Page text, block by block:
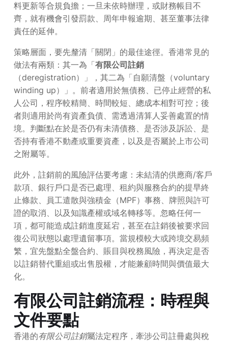
料更新等合規負擔；一旦未依時辦理，或財務帳目不
齊，就有機會引發罰款、周年申報逾期、甚至董事法律
責任的延伸。
策略層面，要先釐清「關閉」的最佳途徑。香港常見的
做法有兩類：其一為「有限公司註銷
（deregistration）」，其二為「自願清盤（voluntary
winding up）」。前者適用於無債務、已停止經營的私
人公司，程序較精簡、時間較短、總成本相對可控；後
者則適用於尚有資產負債、需透過清算人妥善處置的情
境。判斷點在於是否仍有未清債務、是否涉及訴訟、是
否持有香港不動產或重要資產，以及是否屬於上市公司
之附屬等。
此外，註銷前的風險評估要考慮：未結清的供應商/客戶
款項、銀行戶口是否已處理、租約與服務合約的提早終
止條款、員工遣散與強積金（MPF）事務、牌照與許可
證的取消、以及知識產權或域名轉移等。忽略任何一
項，都可能造成註銷進度延宕，甚至在註銷後被要求回
復公司狀態以處理遺留事項。當規模較大或跨境交易頻
繁，宜先盤點全盤合約、賬目與稅務風險，再決定是否
以註銷替代重組或出售股權，才能兼顧時間與價值最大
化。
有限公司註銷流程：時程與
文件要點
香港的有限公司註銷屬法定程序，牽涉公司註冊處與稅